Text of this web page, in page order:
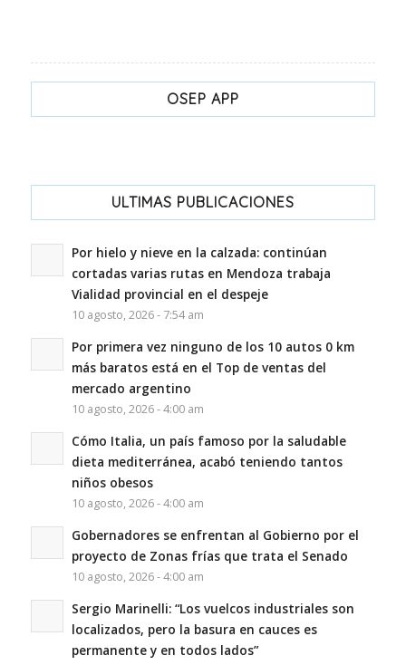
OSEP APP
ULTIMAS PUBLICACIONES
Por hielo y nieve en la calzada: continúan
cortadas varias rutas en Mendoza trabaja
Vialidad provincial en el despeje
10 agosto, 2026 - 7:54 am
Por primera vez ninguno de los 10 autos 0 km
más baratos está en el Top de ventas del
mercado argentino
10 agosto, 2026 - 4:00 am
Cómo Italia, un país famoso por la saludable
dieta mediterránea, acabó teniendo tantos
niños obesos
10 agosto, 2026 - 4:00 am
Gobernadores se enfrentan al Gobierno por el
proyecto de Zonas frías que trata el Senado
10 agosto, 2026 - 4:00 am
Sergio Marinelli: “Los vuelcos industriales son
localizados, pero la basura en cauces es
permanente y en todos lados”